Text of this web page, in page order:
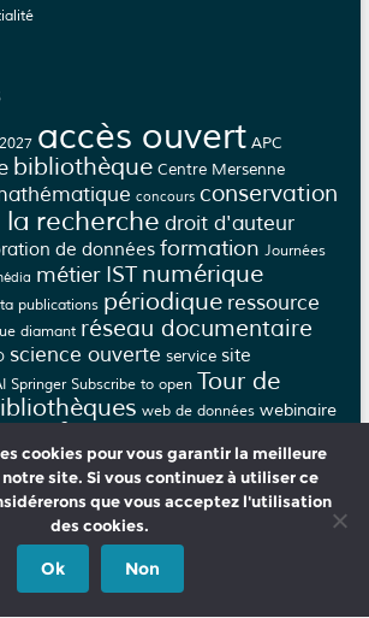
accès ouvert APC
bibliothèque Centre Mersenne
concours conservation
recherche droit d'auteur
de données formation Journées
métier IST numérique
publications périodique ressource
diamant réseau documentaire
science ouverte service site
Springer Subscribe to open Tour de
web de données webinaire
évaluation
PORTAIL MATH
cookies pour vous garantir la meilleure
site. Si vous continuez à utiliser ce
que vous acceptez l'utilisation
des cookies.
Ok Non